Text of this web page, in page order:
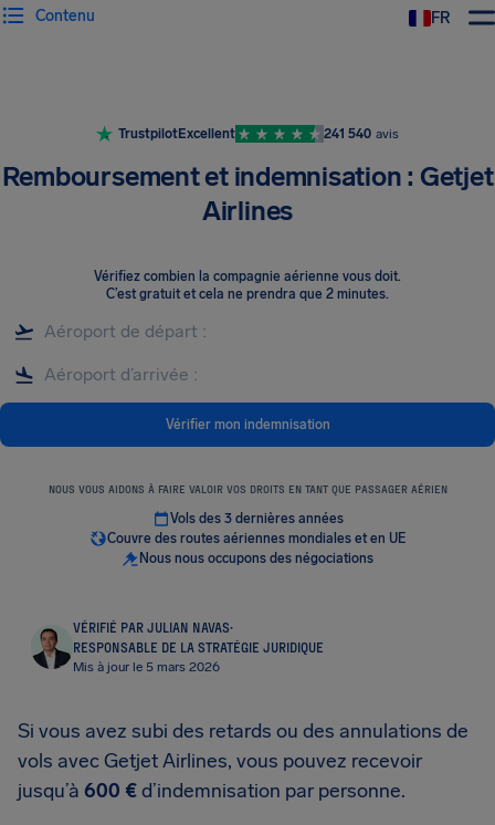
FR
Contenu
TrustpilotExcellent 241 540 avis
Remboursement et indemnisation : Getjet
Airlines
Vérifiez combien la compagnie aérienne vous doit.
C’est gratuit et cela ne prendra que 2 minutes.
Vérifier mon indemnisation
NOUS VOUS AIDONS À FAIRE VALOIR VOS DROITS EN TANT QUE PASSAGER AÉRIEN
Vols des 3 dernières années
Couvre des routes aériennes mondiales et en UE
Nous nous occupons des négociations
VÉRIFIÉ PAR JULIAN NAVAS·
RESPONSABLE DE LA STRATÉGIE JURIDIQUE
Mis à jour le 5 mars 2026
Si vous avez subi des retards ou des annulations de
vols avec Getjet Airlines, vous pouvez recevoir
jusqu’à 600 €d’indemnisation par personne.